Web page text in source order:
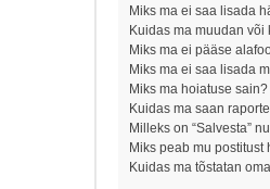
Miks ma ei saa lisada
Kuidas ma muudan
Miks ma ei pääse
Miks ma ei saa lisada
Miks ma hoiatuse sain?
Kuidas ma saan
Milleks on “Salvesta”
Miks peab mu postitust
Kuidas ma tõstatan